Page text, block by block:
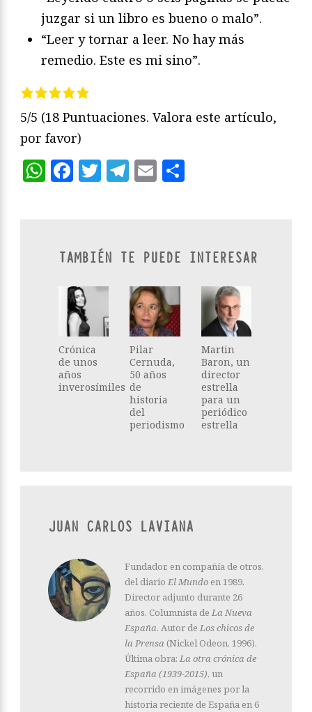
juzgar si un libro es bueno o malo”.
“Leer y tornar a leer. No hay más
remedio. Este es mi sino”.
5/5 (18 Puntuaciones. Valora este artículo,
por favor)
WhatsApp
Facebook
Twitter
Telegram
Email
TAMBIÉN TE PUEDE INTERESAR
Crónica
de unos
años
inverosímiles
Pilar
Cernuda,
50 años
de
historia
del
periodismo
Martin
Baron, un
director
estrella
para un
periódico
estrella
JUAN CARLOS LAVIANA
Fundador, en compañía de otros,
del diario El Mundo en 1989.
Director adjunto durante 26
años. Columnista de La Nueva
España. Autor de Los chicos de
la Prensa (Nickel Odeon, 1996).
Última obra: La otra crónica de
España (1939-2015), un
recorrido en imágenes por la
historia reciente de España en 6